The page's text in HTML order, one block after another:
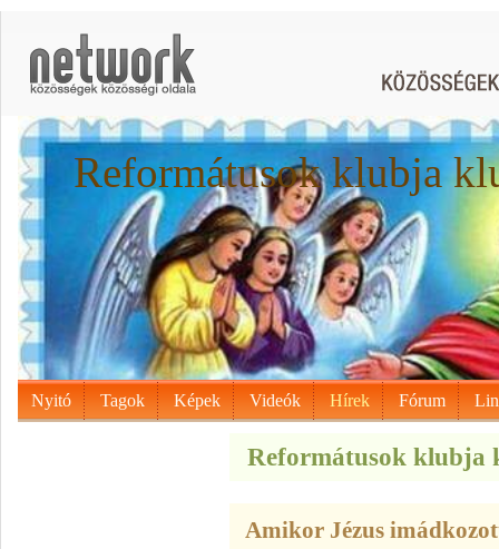
Reformátusok klubja
Nyitó Tagok Képek Videók Hírek Fórum
Reformátusok klubja
Amikor Jézus